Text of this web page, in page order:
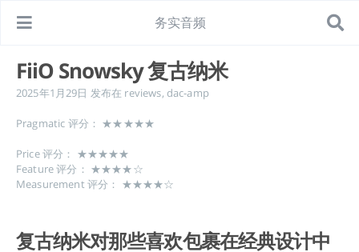
务实音频
FiiO Snowsky 复古纳米
2025年1月29日 发布在 reviews, dac-amp
Pragmatic 评分： ★★★★★
Price 评分： ★★★★★
Feature 评分： ★★★★☆
Measurement 评分： ★★★★☆
复古纳米对那些喜欢包裹在经典设计中